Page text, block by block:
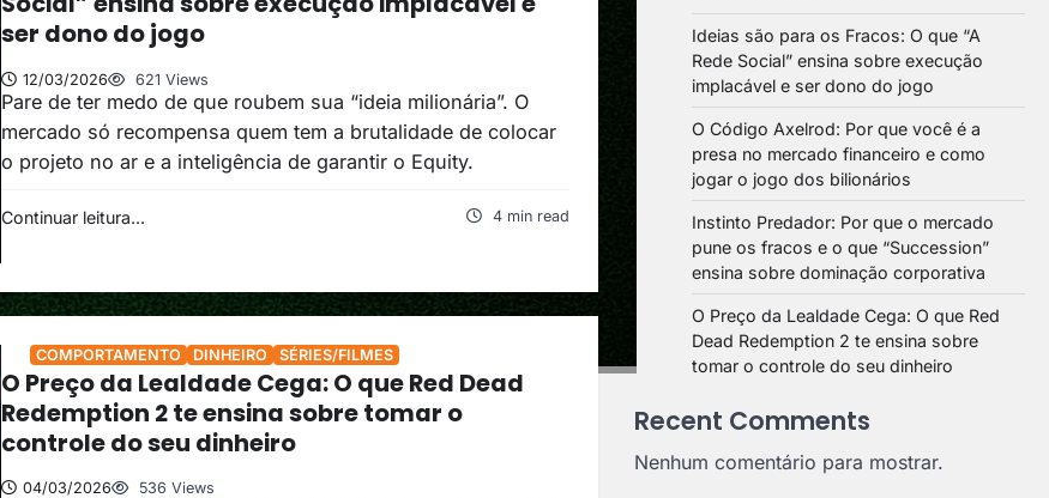
ser dono do jogo
12/03/2026 621 Views
Pare de ter medo de que roubem sua “ideia milionária”. O
mercado só recompensa quem tem a brutalidade de colocar
o projeto no ar e a inteligência de garantir o Equity.
Continuar leitura... 4 min read
COMPORTAMENTO DINHEIRO SÉRIES/FILMES
O Preço da Lealdade Cega: O que Red Dead
Redemption 2 te ensina sobre tomar o
controle do seu dinheiro
04/03/2026 536 Views
Ideias são para os Fracos: O que “A
Rede Social” ensina sobre execução
implacável e ser dono do jogo
O Código Axelrod: Por que você é a
presa no mercado financeiro e como
jogar o jogo dos bilionários
Instinto Predador: Por que o mercado
pune os fracos e o que “Succession”
ensina sobre dominação corporativa
O Preço da Lealdade Cega: O que Red
Dead Redemption 2 te ensina sobre
tomar o controle do seu dinheiro
Recent Comments
Nenhum comentário para mostrar.